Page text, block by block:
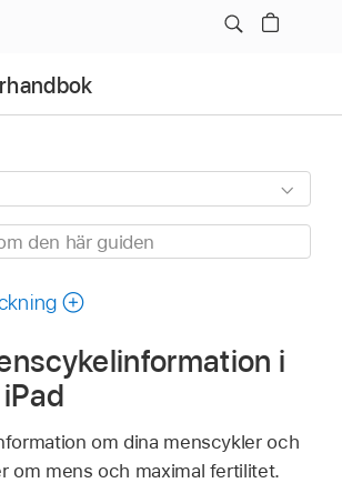
i
om dina menscykler och
om mens och maximal fertilitet.